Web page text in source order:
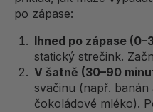
po zápase:
Ihned po zápase
statický strečink.
V šatně (30–90
svačinu (např.
čokoládové mléko).